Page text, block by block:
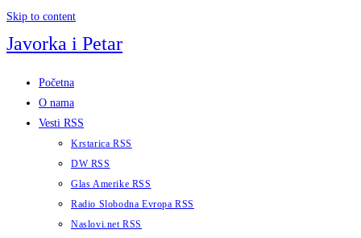
Skip to content
Javorka i Petar
Početna
O nama
Vesti RSS
Krstarica RSS
DW RSS
Glas Amerike RSS
Radio Slobodna Evropa RSS
Naslovi.net RSS